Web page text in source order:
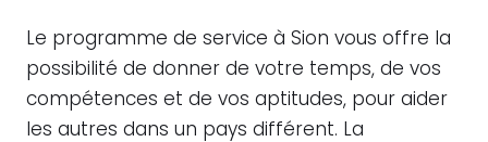
Le programme de service à Sion vous offre la
possibilité de donner de votre temps, de vos
compétences et de vos aptitudes, pour aider
les autres dans un pays différent. La